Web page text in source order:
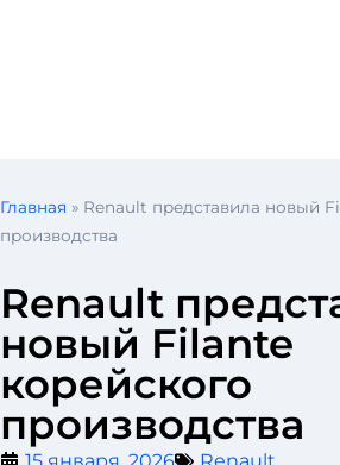
Главная » Renault представила новый
производства
Renault
новый Filante
корейского
производства